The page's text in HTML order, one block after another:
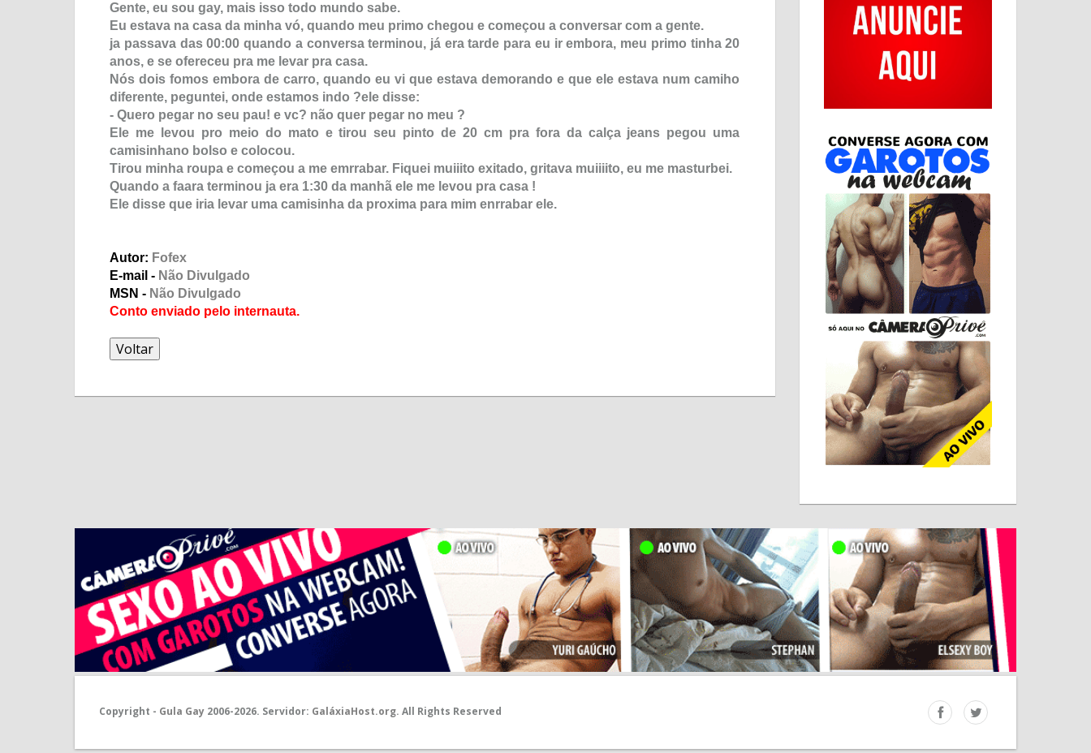
Gente, eu sou gay, mais isso todo mundo sabe.
Eu estava na casa da minha vó, quando meu primo chegou e começou a conversar com a gente.
ja passava das 00:00 quando a conversa terminou, já era tarde para eu ir embora, meu primo tinha 20
anos, e se ofereceu pra me levar pra casa.
Nós dois fomos embora de carro, quando eu vi que estava demorando e que ele estava num camiho
diferente, peguntei, onde estamos indo ?ele disse:
- Quero pegar no seu pau! e vc? não quer pegar no meu ?
Ele me levou pro meio do mato e tirou seu pinto de 20 cm pra fora da calça jeans pegou uma
camisinhano bolso e colocou.
Tirou minha roupa e começou a me emrrabar. Fiquei muiiito exitado, gritava muiiiito, eu me masturbei.
Quando a faara terminou ja era 1:30 da manhã ele me levou pra casa !
Ele disse que iria levar uma camisinha da proxima para mim enrrabar ele.
Autor: Fofex
E-mail - Não Divulgado
MSN - Não Divulgado
Conto enviado pelo internauta.
Copyright - Gula Gay 2006-2026. Servidor: GaláxiaHost.org. All Rights Reserved